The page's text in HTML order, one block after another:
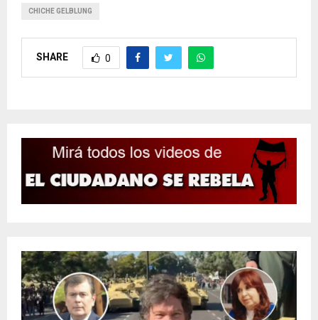
CHICHE GELBLUNG
SHARE 0